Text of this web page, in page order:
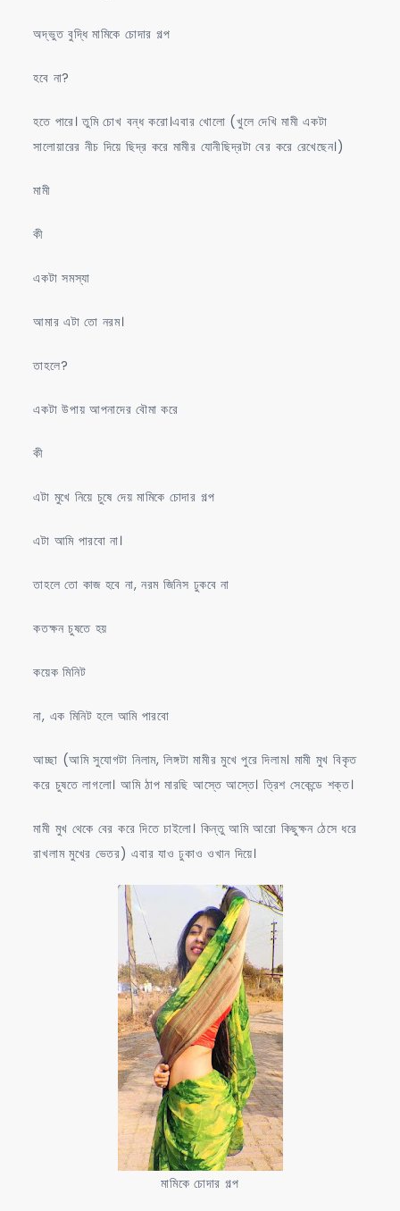
অদ্ভুত বুদ্ধি মামিকে চোদার গল্প
হবে না?
হতে পারে। তুমি চোখ বন্ধ করো।এবার খোলো (খুলে দেখি মামী একটা
সালোয়ারের নীচ দিয়ে ছিদ্র করে মামীর যোনীছিদ্রটা বের করে রেখেছেন।)
মামী
কী
একটা সমস্যা
আমার এটা তো নরম।
তাহলে?
একটা উপায় আপনাদের বৌমা করে
কী
এটা মুখে নিয়ে চুষে দেয় মামিকে চোদার গল্প
এটা আমি পারবো না।
তাহলে তো কাজ হবে না, নরম জিনিস ঢুকবে না
কতক্ষন চুষতে হয়
কয়েক মিনিট
না, এক মিনিট হলে আমি পারবো
আচ্ছা (আমি সুযোগটা নিলাম, লিঙ্গটা মামীর মুখে পুরে দিলাম। মামী মুখ বিকৃত
করে চুষতে লাগলো। আমি ঠাপ মারছি আস্তে আস্তে। ত্রিশ সেকেন্ডে শক্ত।
মামী মুখ থেকে বের করে দিতে চাইলো। কিন্তু আমি আরো কিছুক্ষন ঠেসে ধরে
রাখলাম মুখের ভেতর) এবার যাও ঢুকাও ওখান দিয়ে।
মামিকে চোদার গল্প